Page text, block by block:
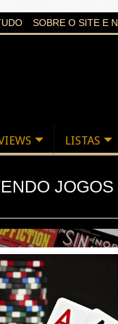
SOBRE O SITE E
LISTAS